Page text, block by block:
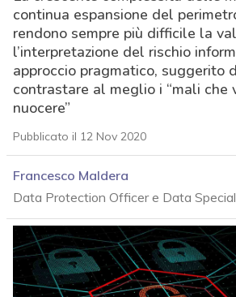
continua espansione del
rendono sempre più difficile la
l’interpretazione del rischio
approccio pragmatico, suggerito
contrastare al meglio i “mali che
nuocere”
Pubblicato il 12 Nov 2020
Francesco Maldera
Data Protection Officer e Data